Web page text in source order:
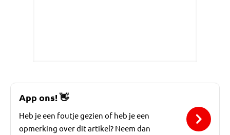
App ons! 👋
Heb je een foutje gezien of heb je een
opmerking over dit artikel? Neem dan